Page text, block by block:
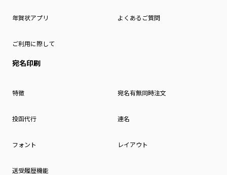
年賀状アプリ よくあるご質問
ご利用に際して
宛名印刷
特徴 宛名有無同時注文
投函代行 連名
フォント レイアウト
送受履歴機能